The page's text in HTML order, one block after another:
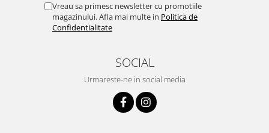
Vreau sa primesc newsletter cu promotiile
magazinului. Afla mai multe in Politica de
Confidentialitate
SOCIAL
Urmareste-ne in social media